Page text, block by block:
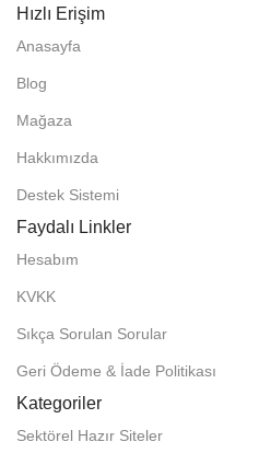
Hızlı Erişim
Anasayfa
Blog
Mağaza
Hakkımızda
Destek Sistemi
Faydalı Linkler
Hesabım
KVKK
Sıkça Sorulan Sorular
Geri Ödeme & İade Politikası
Kategoriler
Sektörel Hazır Siteler